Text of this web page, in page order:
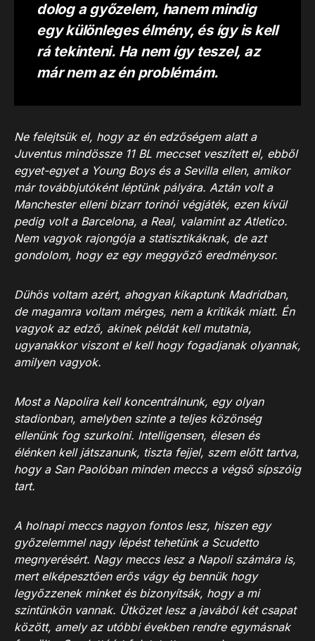
dolog a győzelem, hanem mindig
egy különleges élmény, és így is kell
rá tekinteni. Ha nem így teszel, az
már nem az én problémám.
Ne felejtsük el, hogy az én edzőségem alatt a
Juventus mindössze 11 BL meccset veszített el, ebből
egyet-egyet a Young Boys és a Sevilla ellen, amikor
már továbbjutóként léptünk pályára. Aztán volt a
Manchester elleni bizarr torinói végjáték, ezen kívül
pedig volt a Barcelona, a Real, valamint az Atletico.
Nem vagyok rajongója a statisztikáknak, de azt
gondolom, hogy ez egy meggyőző eredménysor.
Dühös voltam azért, ahogyan kikaptunk Madridban,
de magamra voltam mérges, nem a kritikák miatt. Én
vagyok az edző, akinek példát kell mutatnia,
ugyanakkor viszont el kell hogy fogadjanak olyannak,
amilyen vagyok.
Most a Napolira kell koncentrálnunk, egy olyan
stadionban, amelyben szinte a teljes közönség
ellenünk fog szurkolni. Intelligensen, élesen és
élénken kell játszanunk, tiszta fejjel, szem előtt tartva,
hogy a San Paolóban minden meccs a végső sípszóig
tart.
A holnapi meccs nagyon fontos lesz, hiszen egy
győzelemmel nagy lépést tehetünk a Scudetto
megnyerésért. Nagy meccs lesz a Napoli számára is,
mert elképesztően erős vágy ég bennük hogy
legyőzzenek minket és bizonyítsák, hogy a mi
szintünkön vannak. Ütközet lesz a javából két csapat
között, amely az utóbbi években rendre egymásnak